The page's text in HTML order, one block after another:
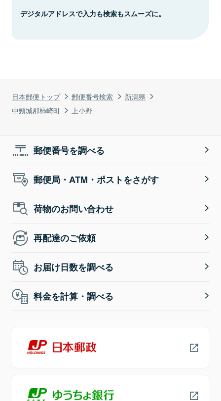
日本郵便トップ 郵便番号検索
新潟県
中頸城郡柿崎町
上小野
デジタルアドレスで入力も検索もスムーズに。
郵便番号を調べる
郵便局・ATM・ポストをさがす
荷物のお問い合わせ
再配達のご依頼
お届け日数を調べる
料金を計算・調べる